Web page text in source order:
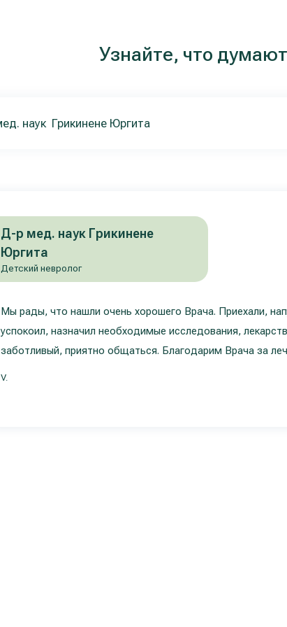
Узнайте, что
Д-р мед. наук Грикинене
Юргита
Детский невролог
Мы рады, что нашли очень хорошего Врача. Приехали,
успокоил, назначил необходимые исследования,
заботливый, приятно общаться. Благодарим Врача за
V.